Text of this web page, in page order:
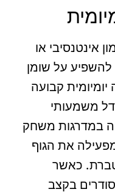
אינטנסיבי או
על שומן
קבועה
משמעותי
במדרגות משחק
את הגוף
כאשר
בקצב